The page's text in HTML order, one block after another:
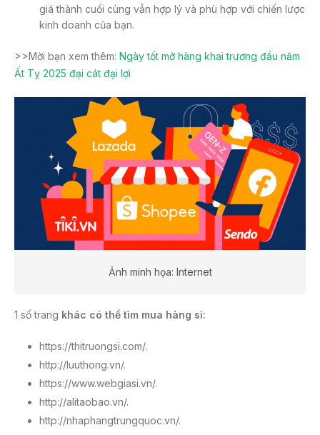
giá thành cuối cùng vẫn hợp lý và phù hợp với chiến lược
kinh doanh của bạn.
>>Mời bạn xem thêm: Ngày tốt mở hàng khai trương đầu năm
Ất Tỵ 2025 đại cát đại lợi
Ảnh minh họa: Internet
1 số trang khác có thể tìm mua hàng sỉ:
https://thitruongsi.com/.
http://luuthong.vn/.
https://www.webgiasi.vn/.
http://alitaobao.vn/.
http://nhaphangtrungquoc.vn/.